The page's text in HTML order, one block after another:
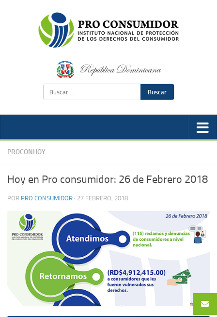
Buscar
PROCONHOY
Hoy en Pro consumidor: 26 de Febrero 2018
POR PRO CONSUMIDOR · 27 FEBRERO, 2018